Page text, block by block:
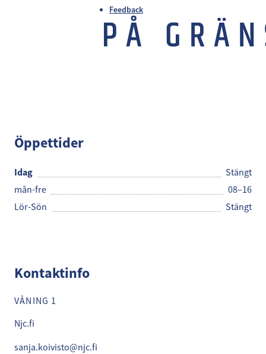
Feedback
Öppettider
Idag
Stängt
mån-fre
08–16
Lör-Sön
Stängt
Kontaktinfo
VÅNING 1
Njc.fi
sanja.koivisto@njc.fi